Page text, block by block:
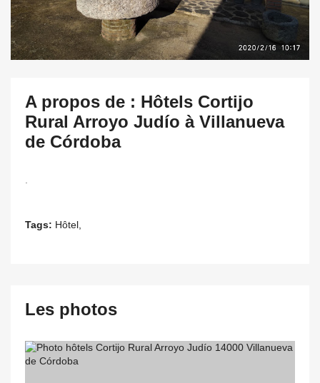
A propos de : Hôtels Cortijo
Rural Arroyo Judío à Villanueva
de Córdoba
Tags: Hôtel,
Les photos